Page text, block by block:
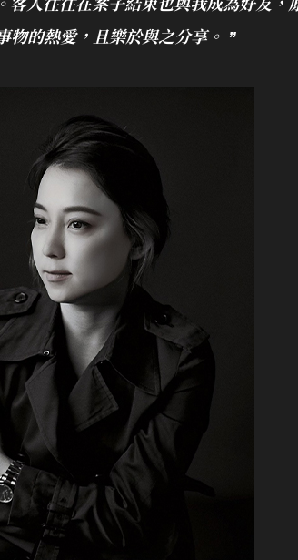
客人往往在案子結束也與我成為好友，
物的熱愛，且樂於與之分享。 ”